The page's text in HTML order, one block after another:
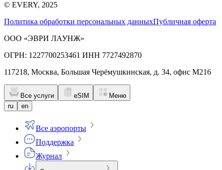
© EVERY, 2025
Политика обработки персональных данныхПубличная оферта
ООО «ЭВРИ ЛАУНЖ»
ОГРН: 1227700253461 ИНН 7727492870
117218, Москва, Большая Черёмушкинская, д. 34, офис М216
Все услуги eSIM
Меню
ru
en
Все аэропорты
Поддержка
Журнал